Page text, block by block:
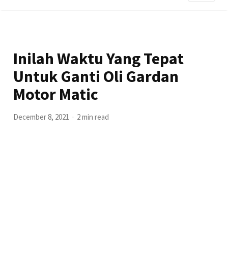
Inilah Waktu Yang Tepat
Untuk Ganti Oli Gardan
Motor Matic
December 8, 2021 2 min read